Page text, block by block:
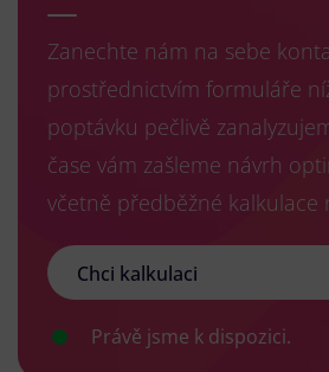
Zanechte nám na sebe
prostřednictvím formuláře
poptávku pečlivě
čase vám zašleme návrh
včetně předběžné kalkulace
Chci kalkulaci
Právě jsme k dispozici.